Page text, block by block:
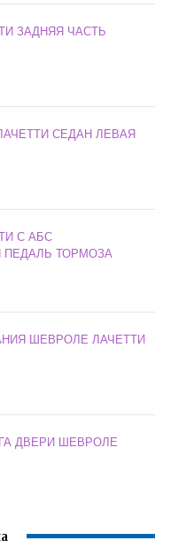
ЗАДНЯЯ ЧАСТЬ
СЕДАН ЛЕВАЯ
С АБС
ПЕДАЛЬ ТОРМОЗА
ШЕВРОЛЕ ЛАЧЕТТИ
ДВЕРИ ШЕВРОЛЕ